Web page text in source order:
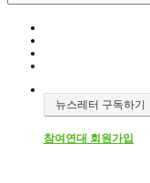
뉴스레터 구독하기
참여연대 회원가입